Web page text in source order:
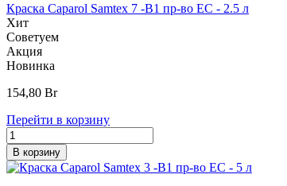
Краска Caparol Samtex 7 -B1 пр-во EC - 2.5 л
Хит
Советуем
Акция
Новинка
154,80 Br
Перейти в корзину
В корзину